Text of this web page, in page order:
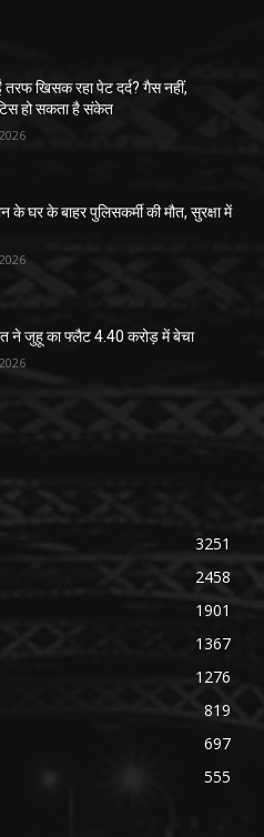
तरफ खिसक रहा पेट दर्द? गैस नहीं,
हो सकता है संकेत
के घर के बाहर पुलिसकर्मी की मौत, सुरक्षा में
ने जुहू का फ्लैट 4.40 करोड़ में बेचा
3251
2458
1901
1367
1276
819
697
555